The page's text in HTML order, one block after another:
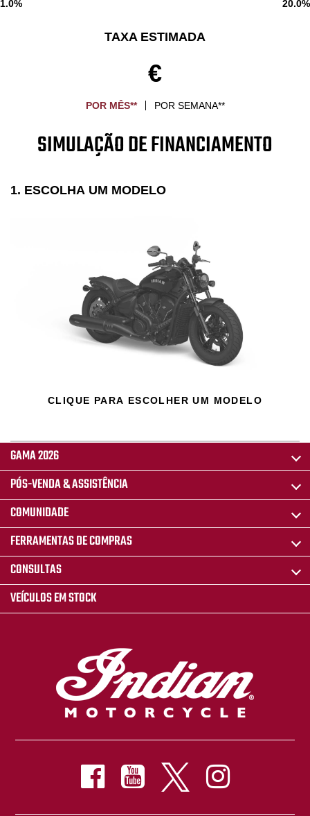
1.0% 20.0%
TAXA ESTIMADA
€
POR MÊS** POR SEMANA**
SIMULAÇÃO DE FINANCIAMENTO
1. ESCOLHA UM MODELO
CLIQUE PARA ESCOLHER UM MODELO
GAMA 2026
PÓS-VENDA & ASSISTÊNCIA
COMUNIDADE
FERRAMENTAS DE COMPRAS
CONSULTAS
VEÍCULOS EM STOCK